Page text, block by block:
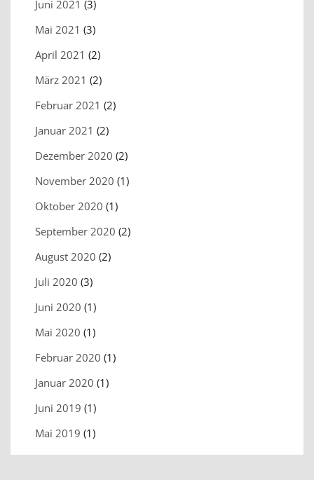
Juni 2021 (3)
Mai 2021 (3)
April 2021 (2)
März 2021 (2)
Februar 2021 (2)
Januar 2021 (2)
Dezember 2020 (2)
November 2020 (1)
Oktober 2020 (1)
September 2020 (2)
August 2020 (2)
Juli 2020 (3)
Juni 2020 (1)
Mai 2020 (1)
Februar 2020 (1)
Januar 2020 (1)
Juni 2019 (1)
Mai 2019 (1)